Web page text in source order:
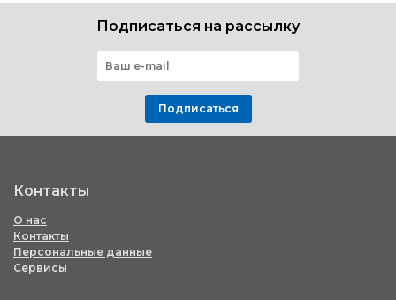
Подписаться на рассылку
Подписаться
Контакты
О нас
Контакты
Персональные данные
Сервисы